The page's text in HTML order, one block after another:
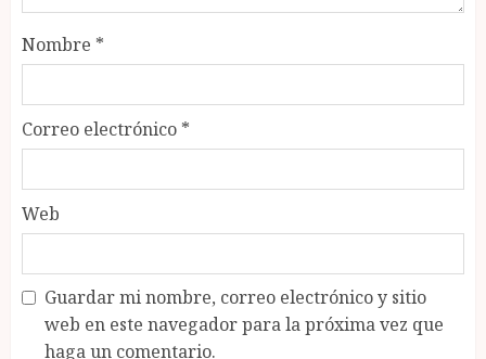
Nombre *
Correo electrónico *
Web
Guardar mi nombre, correo electrónico y sitio
web en este navegador para la próxima vez que
haga un comentario.